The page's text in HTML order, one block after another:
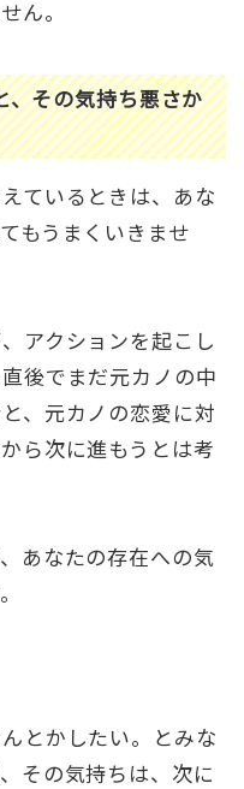
ん。
、その気持ち悪さか
ているときは、あな
もうまくいきませ
アクションを起こし
後でまだ元カノの中
、元カノの恋愛に対
ら次に進もうとは考
あなたの存在への気
とかしたい。とみな
その気持ちは、次に